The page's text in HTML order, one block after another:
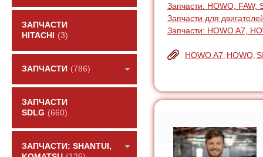
ЗАПЧАСТИ
HITACHI
(3)
ЗАПЧАСТИ (786)
ЗАПЧАСТИ
SDLG (660)
ЗАПЧАСТИ: SHANTUI,
Запчасти: HOWO, FAW,
Запчасти для
Запчасти: HOWO A7,
HOWO A7 HOWO,